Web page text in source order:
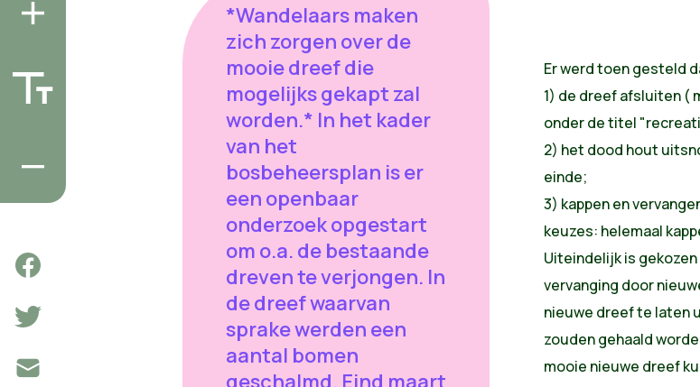
*Wandelaars maken
zich zorgen over de
mooie dreef die
mogelijks gekapt zal
worden.* In het kader
van het
bosbeheersplan is er
een openbaar
onderzoek opgestart
om o.a. de bestaande
dreven te verjongen. In
de dreef waarvan
sprake werden een
aantal bomen
geschalmd. Eind maart
Er werd toen gesteld
1) de dreef afsluiten (
onder de titel
2) het dood hout
einde;
3) kappen en
keuzes: helemaal
Uiteindelijk is gekozen
vervanging door
nieuwe dreef te laten
zouden gehaald
mooie nieuwe dreef